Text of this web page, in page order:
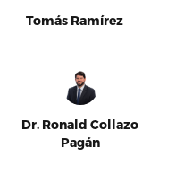
Tomás Ramírez
Dr. Ronald Collazo
Pagán